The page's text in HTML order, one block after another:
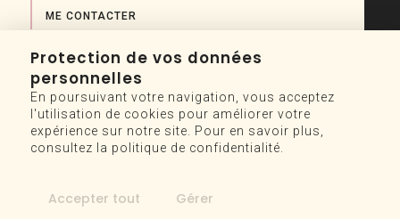
Protection de vos données
personnelles
En poursuivant votre navigation, vous acceptez
l'utilisation de cookies pour améliorer votre
expérience sur notre site. Pour en savoir plus,
consultez la politique de confidentialité.
Accepter tout
Gérer
ME CONTACTER
FAQ & Forfaits
BANQUE D'HEURES
FORFAITS DE LANCEMENT